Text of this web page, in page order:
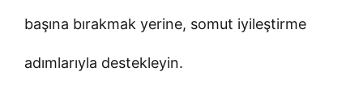
başına bırakmak yerine, somut iyileştirme
adımlarıyla destekleyin.